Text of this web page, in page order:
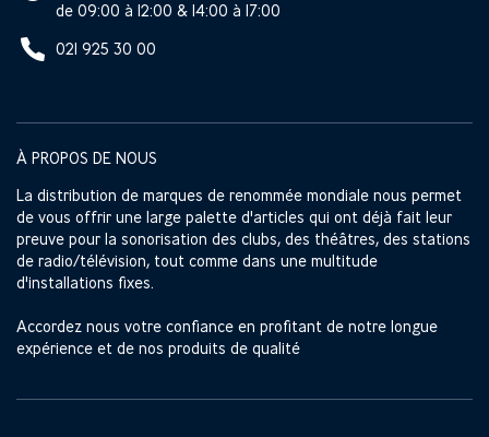
de 09:00 à 12:00 & 14:00 à 17:00
021 925 30 00
À PROPOS DE NOUS
La distribution de marques de renommée mondiale nous permet
de vous offrir une large palette d'articles qui ont déjà fait leur
preuve pour la sonorisation des clubs, des théâtres, des stations
de radio/télévision, tout comme dans une multitude
d'installations fixes.
Accordez nous votre confiance en profitant de notre longue
expérience et de nos produits de qualité